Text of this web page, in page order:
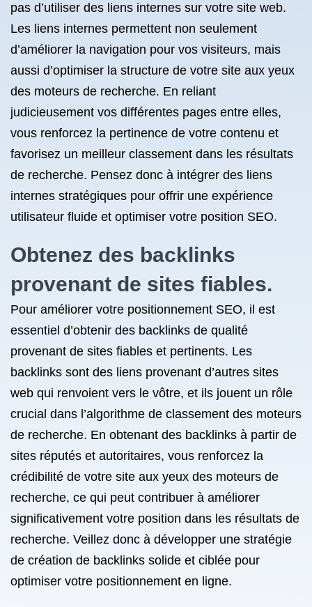
pas d’utiliser des liens internes sur votre site web.
Les liens internes permettent non seulement
d’améliorer la navigation pour vos visiteurs, mais
aussi d’optimiser la structure de votre site aux yeux
des moteurs de recherche. En reliant
judicieusement vos différentes pages entre elles,
vous renforcez la pertinence de votre contenu et
favorisez un meilleur classement dans les résultats
de recherche. Pensez donc à intégrer des liens
internes stratégiques pour offrir une expérience
utilisateur fluide et optimiser votre position SEO.
Obtenez des backlinks
provenant de sites fiables.
Pour améliorer votre positionnement SEO, il est
essentiel d’obtenir des backlinks de qualité
provenant de sites fiables et pertinents. Les
backlinks sont des liens provenant d’autres sites
web qui renvoient vers le vôtre, et ils jouent un rôle
crucial dans l’algorithme de classement des moteurs
de recherche. En obtenant des backlinks à partir de
sites réputés et autoritaires, vous renforcez la
crédibilité de votre site aux yeux des moteurs de
recherche, ce qui peut contribuer à améliorer
significativement votre position dans les résultats de
recherche. Veillez donc à développer une stratégie
de création de backlinks solide et ciblée pour
optimiser votre positionnement en ligne.